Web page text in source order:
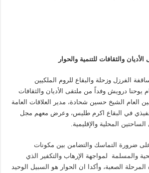
والثقافات للتنمية والحوار
الفرزل وزحلة والبقاع للروم الملكيين
يوحنا درويش وفداً من ملتقى الأديان والثقافات
العام الشيخ حسين شحادة، مدير العلاقات العامة
في البقاع اكرم طليس، وعرض معهم مجل
المحلية والإقليمية.
ضرورة التماسك والتضامن بين مكونات
والمسلمة لمواجهة الإرهاب والتكفير الذي
الصعبة، وأكدا ان الحوار هو السبيل الوحيد